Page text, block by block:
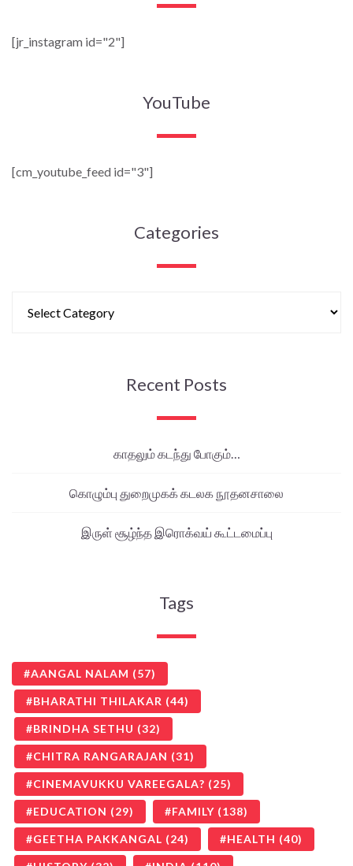
[jr_instagram id="2"]
YouTube
[cm_youtube_feed id="3"]
Categories
Recent Posts
காதலும் கடந்து போகும்…
கொழும்பு துறைமுகக் கடலக நூதனசாலை
இருள் சூழ்ந்த இரொக்வய் கூட்டமைப்பு
Tags
AANGAL NALAM (57)
BHARATHI THILAKAR (44)
BRINDHA SETHU (32)
CHITRA RANGARAJAN (31)
CINEMAVUKKU VAREEGALA? (25)
EDUCATION (29) FAMILY (138)
GEETHA PAKKANGAL (24) HEALTH (40)